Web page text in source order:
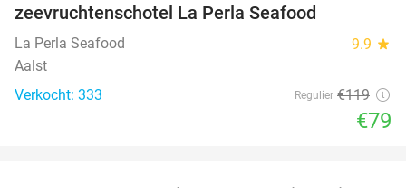
zeevruchtenschotel La Perla Seafood
La Perla Seafood 9.9 star
Aalst
Verkocht: 333
Regulier €119
€79